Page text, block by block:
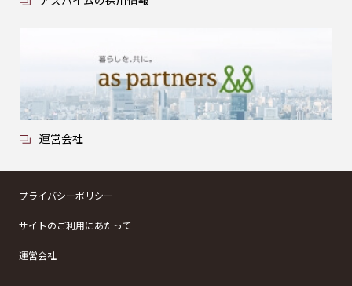
運営会社
プライバシーポリシー
サイトのご利用にあたって
運営会社